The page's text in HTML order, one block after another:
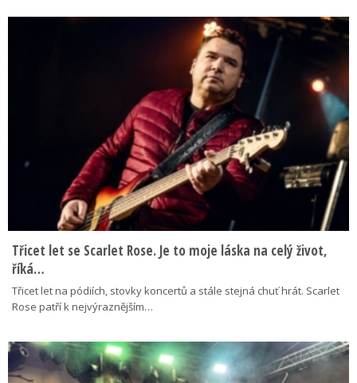
Třicet let se Scarlet Rose. Je to moje láska na celý život,
říká…
Třicet let na pódiích, stovky koncertů a stále stejná chuť hrát. Scarlet
Rose patří k nejvýraznějším…